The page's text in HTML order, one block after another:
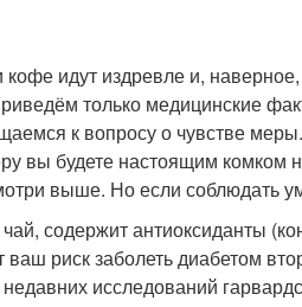
идут издревле и,
только медицинские
к вопросу о чувстве
вы будете настоящим
выше. Но если соблюдать
содержит антиоксиданты
риск заболеть диабетом
исследований